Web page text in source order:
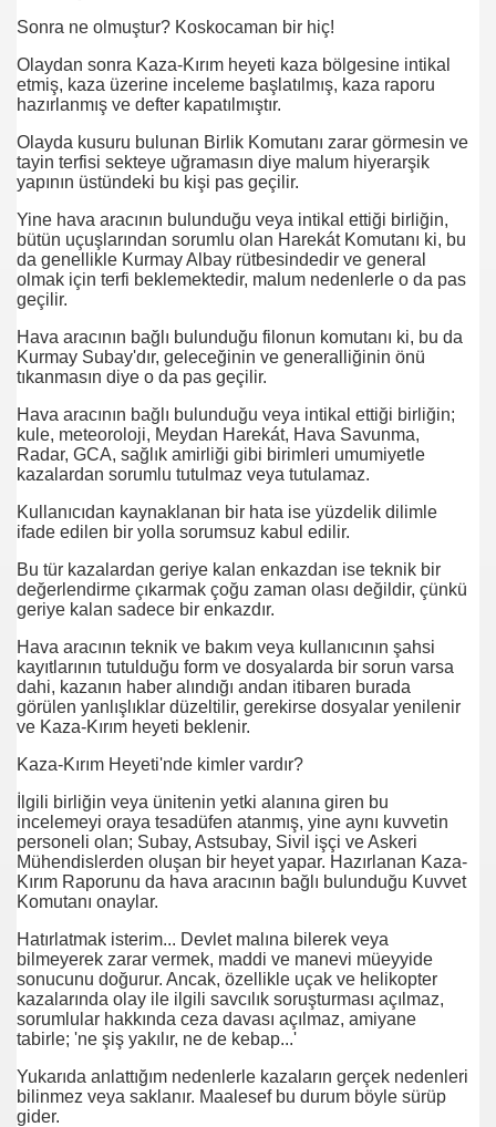
Sonra ne olmuştur? Koskocaman bir hiç!
Olaydan sonra Kaza-Kırım heyeti kaza bölgesine intikal
etmiş, kaza üzerine inceleme başlatılmış, kaza raporu
hazırlanmış ve defter kapatılmıştır.
Olayda kusuru bulunan Birlik Komutanı zarar görmesin ve
tayin terfisi sekteye uğramasın diye malum hiyerarşik
yapının üstündeki bu kişi pas geçilir.
Yine hava aracının bulunduğu veya intikal ettiği birliğin,
bütün uçuşlarından sorumlu olan Harekát Komutanı ki, bu
da genellikle Kurmay Albay rütbesindedir ve general
olmak için terfi beklemektedir, malum nedenlerle o da pas
geçilir.
Hava aracının bağlı bulunduğu filonun komutanı ki, bu da
Kurmay Subay'dır, geleceğinin ve generalliğinin önü
tıkanmasın diye o da pas geçilir.
Hava aracının bağlı bulunduğu veya intikal ettiği birliğin;
kule, meteoroloji, Meydan Harekát, Hava Savunma,
Radar, GCA, sağlık amirliği gibi birimleri umumiyetle
kazalardan sorumlu tutulmaz veya tutulamaz.
Kullanıcıdan kaynaklanan bir hata ise yüzdelik dilimle
ifade edilen bir yolla sorumsuz kabul edilir.
Bu tür kazalardan geriye kalan enkazdan ise teknik bir
değerlendirme çıkarmak çoğu zaman olası değildir, çünkü
geriye kalan sadece bir enkazdır.
Hava aracının teknik ve bakım veya kullanıcının şahsi
kayıtlarının tutulduğu form ve dosyalarda bir sorun varsa
dahi, kazanın haber alındığı andan itibaren burada
görülen yanlışlıklar düzeltilir, gerekirse dosyalar yenilenir
ve Kaza-Kırım heyeti beklenir.
Kaza-Kırım Heyeti'nde kimler vardır?
İlgili birliğin veya ünitenin yetki alanına giren bu
incelemeyi oraya tesadüfen atanmış, yine aynı kuvvetin
personeli olan; Subay, Astsubay, Sivil işçi ve Askeri
Mühendislerden oluşan bir heyet yapar. Hazırlanan Kaza-
Kırım Raporunu da hava aracının bağlı bulunduğu Kuvvet
Komutanı onaylar.
Hatırlatmak isterim... Devlet malına bilerek veya
bilmeyerek zarar vermek, maddi ve manevi müeyyide
sonucunu doğurur. Ancak, özellikle uçak ve helikopter
kazalarında olay ile ilgili savcılık soruşturması açılmaz,
sorumlular hakkında ceza davası açılmaz, amiyane
tabirle; 'ne şiş yakılır, ne de kebap...'
Yukarıda anlattığım nedenlerle kazaların gerçek nedenleri
bilinmez veya saklanır. Maalesef bu durum böyle sürüp
gider.
ya Burs